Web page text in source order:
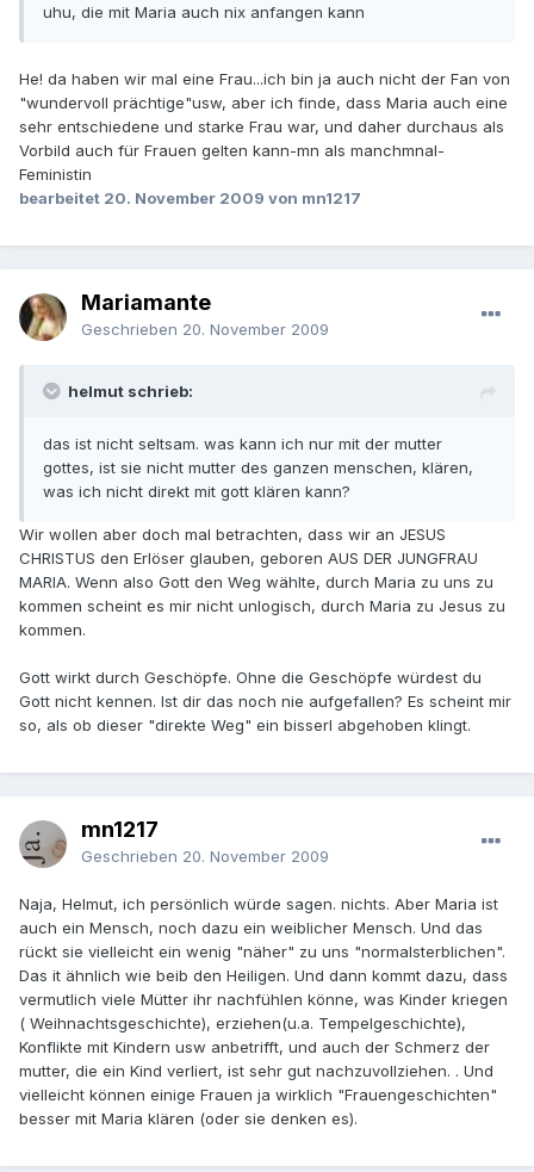
uhu, die mit Maria auch nix anfangen kann
He! da haben wir mal eine Frau...ich bin ja auch nicht der Fan von
"wundervoll prächtige"usw, aber ich finde, dass Maria auch eine
sehr entschiedene und starke Frau war, und daher durchaus als
Vorbild auch für Frauen gelten kann-mn als manchmnal-
Feministin
bearbeitet 20. November 2009 von mn1217
Mariamante
Geschrieben 20. November 2009
helmut schrieb:
das ist nicht seltsam. was kann ich nur mit der mutter
gottes, ist sie nicht mutter des ganzen menschen, klären,
was ich nicht direkt mit gott klären kann?
Wir wollen aber doch mal betrachten, dass wir an JESUS
CHRISTUS den Erlöser glauben, geboren AUS DER JUNGFRAU
MARIA. Wenn also Gott den Weg wählte, durch Maria zu uns zu
kommen scheint es mir nicht unlogisch, durch Maria zu Jesus zu
kommen.
Gott wirkt durch Geschöpfe. Ohne die Geschöpfe würdest du
Gott nicht kennen. Ist dir das noch nie aufgefallen? Es scheint mir
so, als ob dieser "direkte Weg" ein bisserl abgehoben klingt.
mn1217
Geschrieben 20. November 2009
Naja, Helmut, ich persönlich würde sagen. nichts. Aber Maria ist
auch ein Mensch, noch dazu ein weiblicher Mensch. Und das
rückt sie vielleicht ein wenig "näher" zu uns "normalsterblichen".
Das it ähnlich wie beib den Heiligen. Und dann kommt dazu, dass
vermutlich viele Mütter ihr nachfühlen könne, was Kinder kriegen
( Weihnachtsgeschichte), erziehen(u.a. Tempelgeschichte),
Konflikte mit Kindern usw anbetrifft, und auch der Schmerz der
mutter, die ein Kind verliert, ist sehr gut nachzuvollziehen. . Und
vielleicht können einige Frauen ja wirklich "Frauengeschichten"
besser mit Maria klären (oder sie denken es).